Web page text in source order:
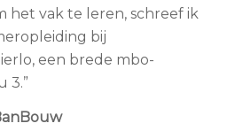
het vak te leren, schreef ik
bij
een brede mbo-
3.”